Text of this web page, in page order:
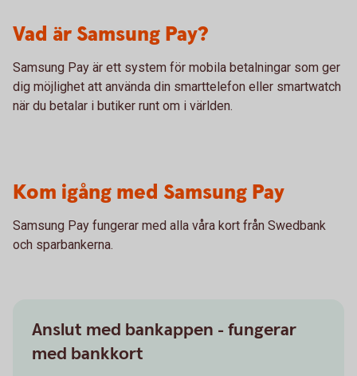
Vad är Samsung Pay?
Samsung Pay är ett system för mobila betalningar som ger
dig möjlighet att använda din smarttelefon eller smartwatch
när du betalar i butiker runt om i världen.
Kom igång med Samsung Pay
Samsung Pay fungerar med alla våra kort från Swedbank
och sparbankerna.
Anslut med bankappen - fungerar
med bankkort